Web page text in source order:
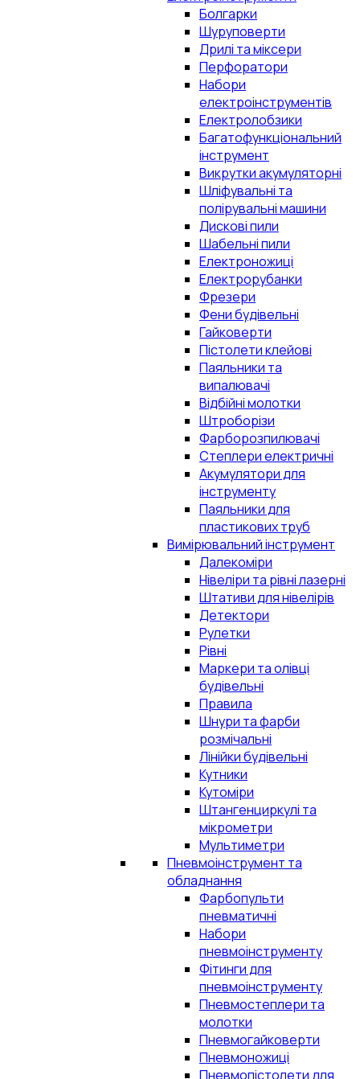
Болгарки
Шуруповерти
Дрилі та міксери
Перфоратори
Набори
електроінструментів
Електролобзики
Багатофункціональний
інструмент
Викрутки акумуляторні
Шліфувальні та
полірувальні машини
Дискові пили
Шабельні пили
Електроножиці
Електрорубанки
Фрезери
Фени будівельні
Гайковерти
Пістолети клейові
Паяльники та
випалювачі
Відбійні молотки
Штроборізи
Фарборозпилювачі
Степлери електричні
Акумулятори для
інструменту
Паяльники для
пластикових труб
Вимірювальний інструмент
Далекоміри
Нівеліри та рівні лазерні
Штативи для нівелірів
Детектори
Рулетки
Рівні
Маркери та олівці
будівельні
Правила
Шнури та фарби
розмічальні
Лінійки будівельні
Кутники
Кутоміри
Штангенциркулі та
мікрометри
Мультиметри
Пневмоінструмент та
обладнання
Фарбопульти
пневматичні
Набори
пневмоінструменту
Фітинги для
пневмоінструменту
Пневмостеплери та
молотки
Пневмогайковерти
Пневмоножиці
Пневмопістолети для